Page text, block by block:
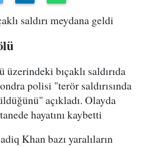
saldırı meydana geldi
bıçaklı saldırıda
polisi "terör saldırısında
açıkladı. Olayda
hayatını kaybetti
Khan bazı yaralıların